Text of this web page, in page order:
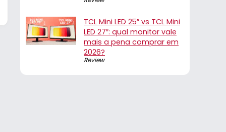
TCL Mini LED 25″ vs TCL Mini
LED 27″: qual monitor vale
mais a pena comprar em
2026?
Review